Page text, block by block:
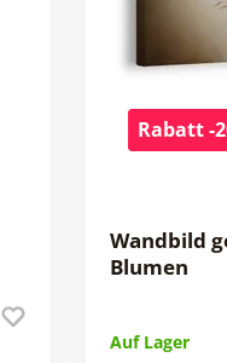
Rabatt -
Wandbild
Blumen
Auf Lager